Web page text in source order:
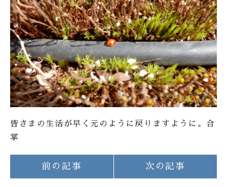
皆さまの生活が早く元のように戻りますように。合
掌
前の記事 次の記事